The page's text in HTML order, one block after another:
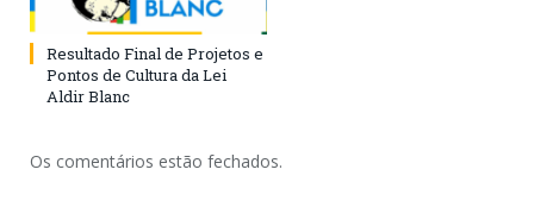
Resultado Final de Projetos e
Pontos de Cultura da Lei
Aldir Blanc
Os comentários estão fechados.